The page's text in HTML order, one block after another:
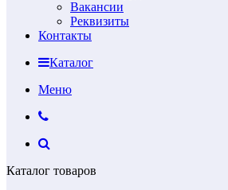
Вакансии
Реквизиты
Контакты
Каталог
Меню
Каталог товаров